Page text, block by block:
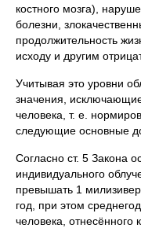
костного мозга),
болезни,
продолжительность
исходу и другим
Учитывая это уровни
значения,
человека, т. е.
следующие основные
Согласно ст. 5 Закона
индивидуального
превышать 1
год, при этом
человека, отнесённого